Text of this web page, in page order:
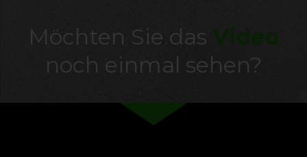
Möchten Sie das Video
noch einmal sehen?